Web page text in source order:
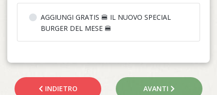
AGGIUNGI GRATIS 🍔 IL NUOVO SPECIAL
BURGER DEL MESE 🍔
INDIETRO AVANTI